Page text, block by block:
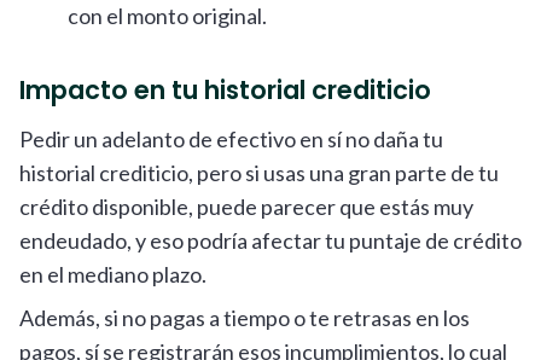
con el monto original.
Impacto en tu historial crediticio
Pedir un adelanto de efectivo en sí no daña tu
historial crediticio, pero si usas una gran parte de tu
crédito disponible, puede parecer que estás muy
endeudado, y eso podría afectar tu puntaje de crédito
en el mediano plazo.
Además, si no pagas a tiempo o te retrasas en los
pagos, sí se registrarán esos incumplimientos, lo cual